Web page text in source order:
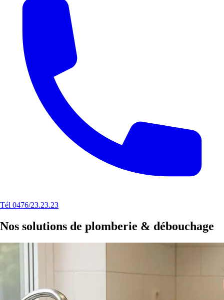
Tél 0476/23.23.23
Nos solutions de plomberie & débouchage